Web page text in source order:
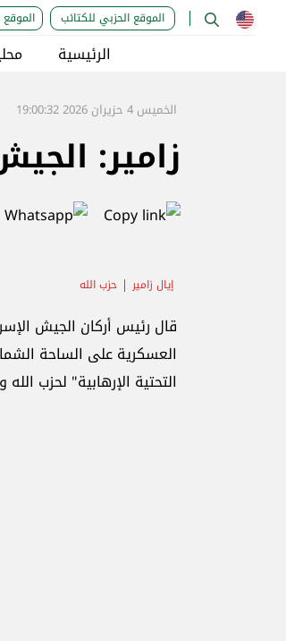
الموقع الحزبي للكتائب
الرئيسية
الخميس 4 حزيران 2026 19:00:32
زامير:
إيال زامير حزب الله
قال رئيس أركان الجيش
العسكرية على الساحة
التحتية الإرهابية" لحزب